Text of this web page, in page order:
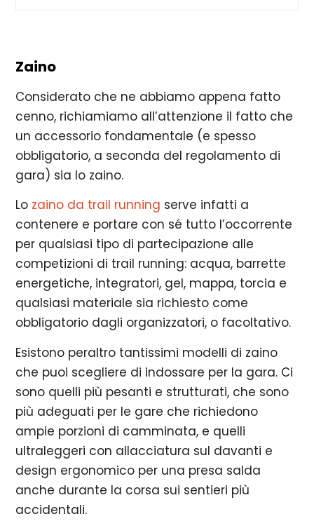
Zaino
Considerato che ne abbiamo appena fatto
cenno, richiamiamo all’attenzione il fatto che
un accessorio fondamentale (e spesso
obbligatorio, a seconda del regolamento di
gara) sia lo zaino.
Lo zaino da trail running serve infatti a
contenere e portare con sé tutto l’occorrente
per qualsiasi tipo di partecipazione alle
competizioni di trail running: acqua, barrette
energetiche, integratori, gel, mappa, torcia e
qualsiasi materiale sia richiesto come
obbligatorio dagli organizzatori, o facoltativo.
Esistono peraltro tantissimi modelli di zaino
che puoi scegliere di indossare per la gara. Ci
sono quelli più pesanti e strutturati, che sono
più adeguati per le gare che richiedono
ampie porzioni di camminata, e quelli
ultraleggeri con allacciatura sul davanti e
design ergonomico per una presa salda
anche durante la corsa sui sentieri più
accidentali.